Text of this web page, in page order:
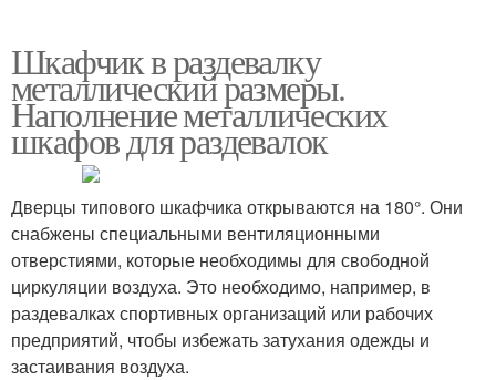
Шкафчик в раздевалку
металлический размеры.
Наполнение металлических
шкафов для раздевалок
Дверцы типового шкафчика открываются на 180°. Они
снабжены специальными вентиляционными
отверстиями, которые необходимы для свободной
циркуляции воздуха. Это необходимо, например, в
раздевалках спортивных организаций или рабочих
предприятий, чтобы избежать затухания одежды и
застаивания воздуха.